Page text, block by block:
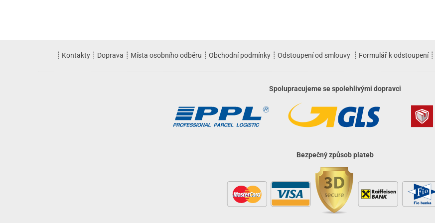
┊ Kontakty ┊ Doprava ┊ Místa osobního odběru ┊ Obchodní podmínky ┊ Odstoupení od smlouvy ┊ Formulář k odstoupení┊
Spolupracujeme se spolehlivými dopravci
Bezpečný způsob plateb